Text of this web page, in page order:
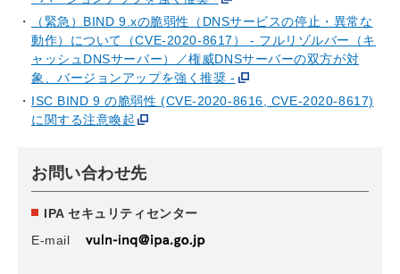
（緊急）BIND 9.xの脆弱性（DNSサービスの停止・異常な
動作）について（CVE-2020-8617） - フルリゾルバー（キ
ャッシュDNSサーバー）／権威DNSサーバーの双方が対
象、バージョンアップを強く推奨 -
ISC BIND 9 の脆弱性 (CVE-2020-8616, CVE-2020-8617)
に関する注意喚起
お問い合わせ先
IPA セキュリティセンター
E-mail